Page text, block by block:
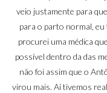
veio justamente para
para o parto normal,
procurei uma médica
possível dentro da das
não foi assim que o
virou mais. Aí tivemos